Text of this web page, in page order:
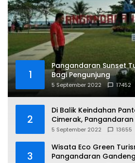
1
Pangandaran Sunset
Bagi Pengunjung
5 September 2022 17452
2
Di Balik Keindahan
Cimerak, Pangandaran
5 September 2022 13655
3
Wisata Eco Green
Pangandaran Gandeng